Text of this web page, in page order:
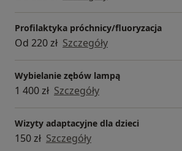
Profilaktyka próchnicy/fluoryzacja
Od 220 zł Szczegóły
Wybielanie zębów lampą
1 400 zł Szczegóły
Wizyty adaptacyjne dla dzieci
150 zł Szczegóły